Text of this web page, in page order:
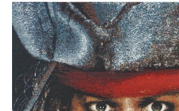
Passa al contenuto principale